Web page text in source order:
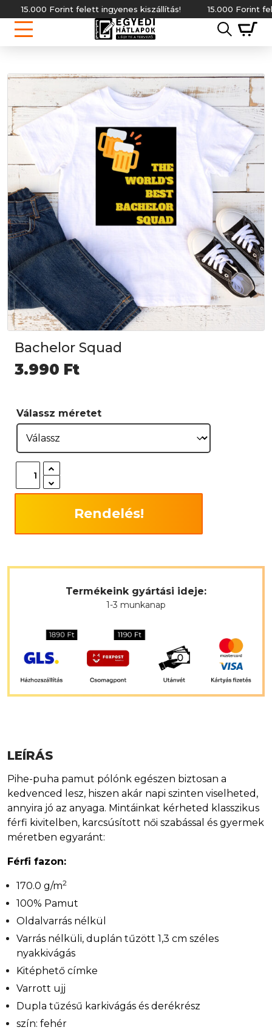
Forint felett ingyenes kiszállítás! 15.000 Forint felett
Bachelor Squad
3.990 Ft
Válassz méretet
Rendelés!
Termékeink gyártási ideje:
1-3 munkanap
LEÍRÁS
Pihe-puha pamut pólónk egészen biztosan a
kedvenced lesz, hiszen akár napi szinten viselheted,
annyira jó az anyaga. Mintáinkat kérheted klasszikus
férfi kivitelben, karcsúsított női szabással és gyermek
méretben egyaránt:
Férfi fazon:
170.0 g/m2
100% Pamut
Oldalvarrás nélkül
Varrás nélküli, duplán tűzött 1,3 cm széles
nyakkivágás
Kitéphető címke
Varrott ujj
Dupla tűzésű karkivágás és derékrész
szín: fehér